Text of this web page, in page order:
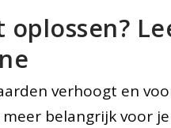
oplossen?
verhoogt en
belangrijk voor